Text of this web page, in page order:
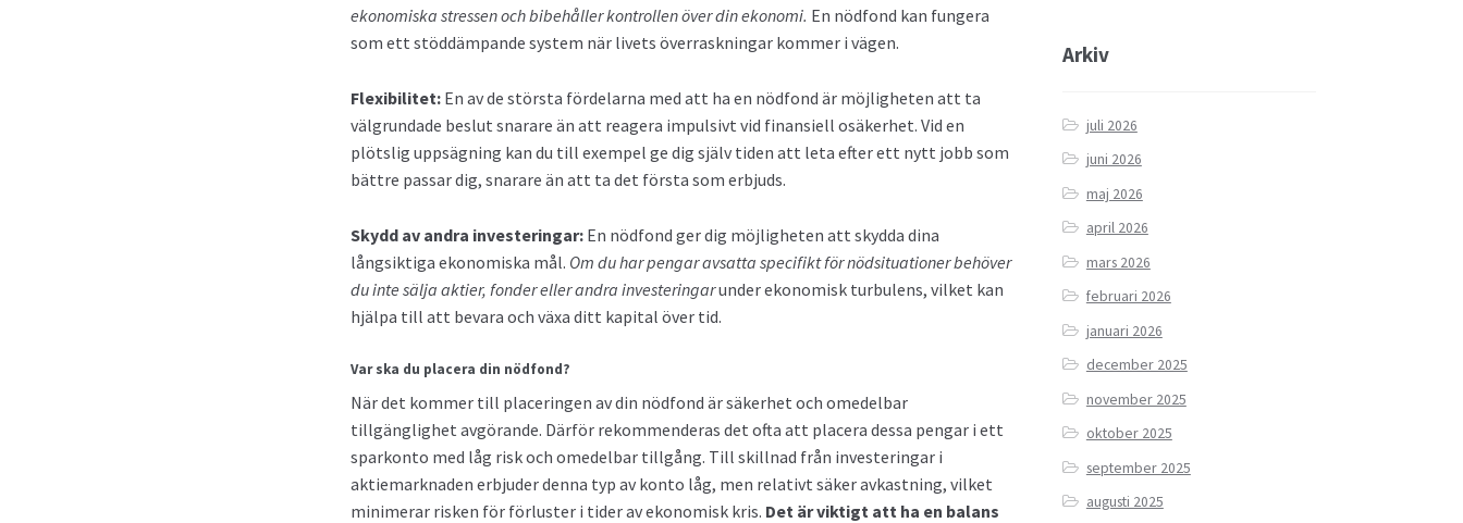
ekonomiska stressen och bibehåller kontrollen över din ekonomi. En nödfond kan fungera
som ett stöddämpande system när livets överraskningar kommer i vägen.
Flexibilitet:En av de största fördelarna med att ha en nödfond är möjligheten att ta
välgrundade beslut snarare än att reagera impulsivt vid finansiell osäkerhet. Vid en
plötslig uppsägning kan du till exempel ge dig själv tiden att leta efter ett nytt jobb som
bättre passar dig, snarare än att ta det första som erbjuds.
Skydd av andra investeringar:En nödfond ger dig möjligheten att skydda dina
långsiktiga ekonomiska mål. Om du har pengar avsatta specifikt för nödsituationer behöver
du inte sälja aktier, fonder eller andra investeringarunder ekonomisk turbulens, vilket kan
hjälpa till att bevara och växa ditt kapital över tid.
Var ska du placera din nödfond?
När det kommer till placeringen av din nödfond är säkerhet och omedelbar
tillgänglighet avgörande. Därför rekommenderas det ofta att placera dessa pengar i ett
sparkonto med låg risk och omedelbar tillgång. Till skillnad från investeringar i
aktiemarknaden erbjuder denna typ av konto låg, men relativt säker avkastning, vilket
minimerar risken för förluster i tider av ekonomisk kris. Det är viktigt att ha en balans
Arkiv
juli 2026
juni 2026
maj 2026
april 2026
mars 2026
februari 2026
januari 2026
december 2025
november 2025
oktober 2025
september 2025
augusti 2025